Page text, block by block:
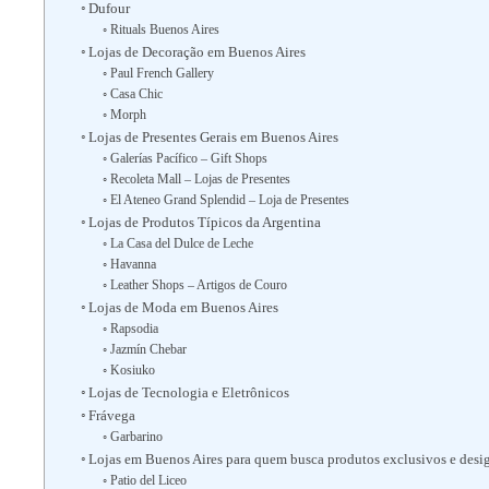
Dufour
Rituals Buenos Aires
Lojas de Decoração em Buenos Aires
Paul French Gallery
Casa Chic
Morph
Lojas de Presentes Gerais em Buenos Aires
Galerías Pacífico – Gift Shops
Recoleta Mall – Lojas de Presentes
El Ateneo Grand Splendid – Loja de Presentes
Lojas de Produtos Típicos da Argentina
La Casa del Dulce de Leche
Havanna
Leather Shops – Artigos de Couro
Lojas de Moda em Buenos Aires
Rapsodia
Jazmín Chebar
Kosiuko
Lojas de Tecnologia e Eletrônicos
Frávega
Garbarino
Lojas em Buenos Aires para quem busca produtos exclusivos e
Patio del Liceo